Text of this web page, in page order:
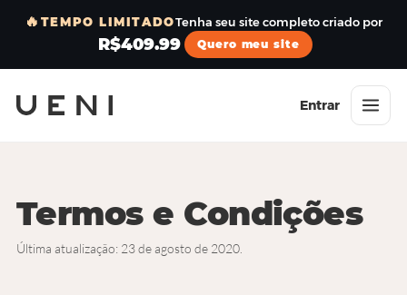
🔥 TEMPO LIMITADOTenha seu site completo criado por
R$409.99 Quero meu site
Entrar
Termos e Condições
Última atualização: 23 de agosto de 2020.